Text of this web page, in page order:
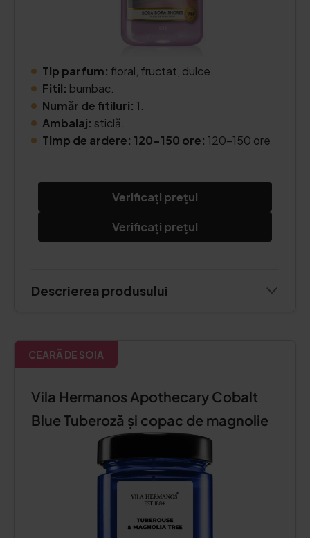
Tip parfum: floral, fructat, dulce.
Fitil: bumbac.
Număr de fitiluri: 1.
Ambalaj: sticlă.
Timp de ardere: 120-150 ore: 120-150 ore
Verificați prețul
Verificați prețul
Descrierea produsului
CEARĂ DE SOIA
Vila Hermanos Apothecary Cobalt
Blue Tuberoză și copac de magnolie